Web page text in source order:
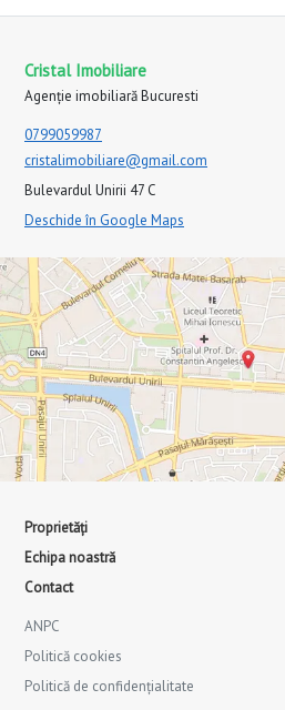
Cristal Imobiliare
Agenție imobiliară Bucuresti
0799059987
cristalimobiliare@gmail.com
Bulevardul Unirii 47 C
Deschide în Google Maps
Proprietăți
Echipa noastră
Contact
ANPC
Politică cookies
Politică de confidențialitate